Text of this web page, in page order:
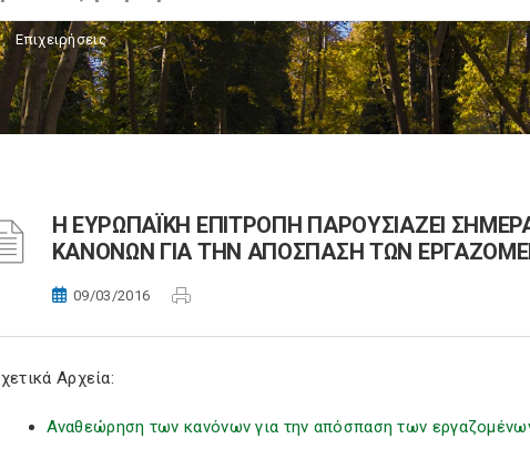
, Επιχειρήσεις
Η ΕΥΡΩΠΑΪΚΗ ΕΠΙΤΡΟΠΗ ΠΑΡΟΥΣΙΑΖΕΙ
ΚΑΝΟΝΩΝ ΓΙΑ ΤΗΝ ΑΠΟΣΠΑΣΗ ΤΩΝ
09/03/2016
Αρχεία:
Αναθεώρηση των κανόνων για την απόσπαση των